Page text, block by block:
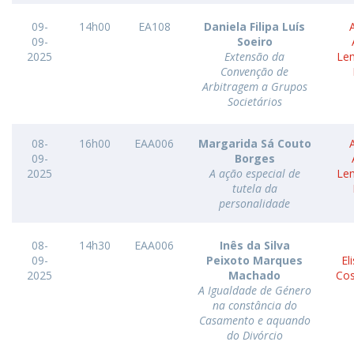
09-
09-
2025
14h00 EA108
Daniela Filipa Luís
Soeiro
Extensão da
Convenção de
Arbitragem a Grupos
Societários
08-
09-
2025
16h00 EAA006
Margarida Sá Couto
Borges
A ação especial de
tutela da
personalidade
08-
09-
2025
14h30 EAA006
Inês da Silva
Peixoto Marques
Machado
A Igualdade de Género
na constância do
Casamento e aquando
do Divórcio